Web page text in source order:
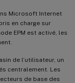
Microsoft Internet
en charge sur
EPM est activé, les
de l’utilisateur, un
centralement. Les
de base des